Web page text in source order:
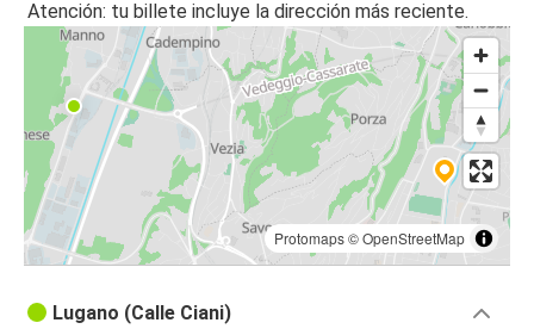
Atención: tu billete incluye la dirección más reciente.
Protomaps©OpenStreetMap
Lugano (Calle Ciani)